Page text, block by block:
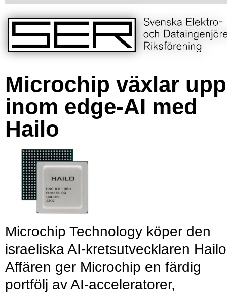
Microchip växlar upp
inom edge-AI med
Hailo
Microchip Technology köper den
israeliska AI-kretsutvecklaren
Affären ger Microchip en färdig
portfölj av AI-acceleratorer,